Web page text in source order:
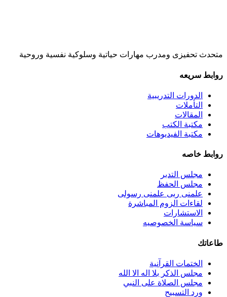
متحدث تحفيزى ومدرب مهارات حياتية وسلوكية نفسية وروحية
روابط سريعه
الدورات التدريبية
التأملات
المقالات
مكتبة الكتب
مكتبة الفيديوهات
روابط خاصه
مجلس التدبر
مجلس الحفظ
علمنى ربى علمنى رسولى
لقاءات الزوم المباشرة
الاستشارات
سياسة الخصوصيه
طاعاتك
الختمات القرآنية
مجلس الذكر بلا اله الا الله
مجلس الصلاة على النبي
ورد التسبيح